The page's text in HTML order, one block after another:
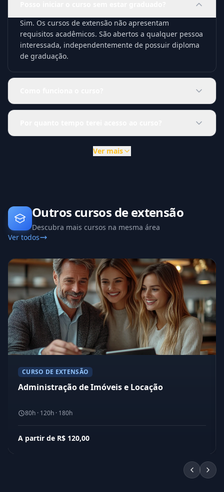
Sim. Os cursos de extensão não apresentam
requisitos acadêmicos. São abertos a qualquer pessoa
interessada, independentemente de possuir diploma
de graduação.
Ver mais
Outros cursos de extensão
Descubra mais cursos na mesma área
Ver todos
CURSO DE EXTENSÃO
Administração de Imóveis e Locação
80h · 120h · 180h
A partir de R$ 120,00